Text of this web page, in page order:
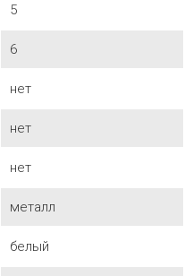
5
6
нет
нет
нет
металл
белый